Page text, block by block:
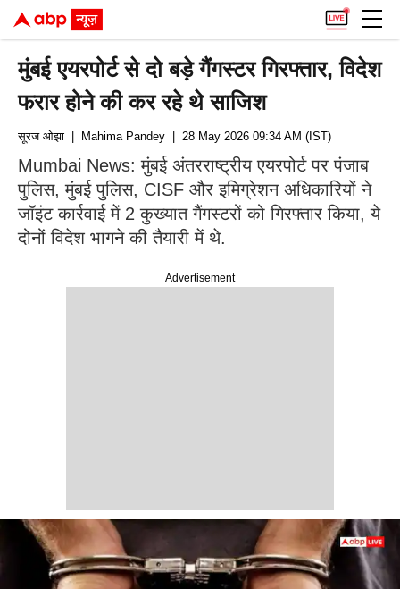
मुंबई एयरपोर्ट से दो बड़े गैंगस्टर गिरफ्तार, विदेश
फरार होने की कर रहे थे साजिश
Advertisement
सूरज ओझा | Mahima Pandey | 28 May 2026 09:34 AM (IST)
Mumbai News: मुंबई अंतरराष्ट्रीय एयरपोर्ट पर पंजाब
पुलिस, मुंबई पुलिस, CISF और इमिग्रेशन अधिकारियों ने
जॉइंट कार्रवाई में 2 कुख्यात गैंगस्टरों को गिरफ्तार किया, ये
दोनों विदेश भागने की तैयारी में थे.